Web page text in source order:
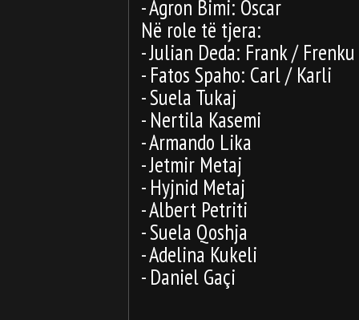
- Agron Bimi: Oscar
Në role të tjera:
- Julian Deda: Frank / Frenku
- Fatos Spaho: Carl / Karli
- Suela Tukaj
- Nertila Kasemi
- Armando Lika
- Jetmir Metaj
- Hyjnid Metaj
- Albert Petriti
- Suela Qoshja
- Adelina Kukeli
- Daniel Gaçi